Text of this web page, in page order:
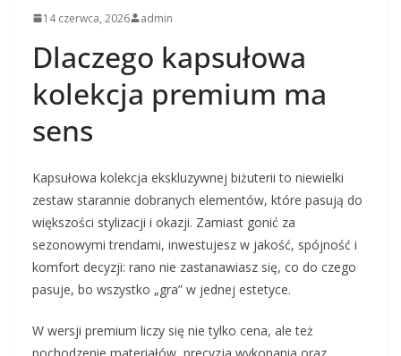
14 czerwca, 2026 admin
Dlaczego kapsułowa
kolekcja premium ma
sens
Kapsułowa kolekcja ekskluzywnej biżuterii to niewielki
zestaw starannie dobranych elementów, które pasują do
większości stylizacji i okazji. Zamiast gonić za
sezonowymi trendami, inwestujesz w jakość, spójność i
komfort decyzji: rano nie zastanawiasz się, co do czego
pasuje, bo wszystko „gra” w jednej estetyce.
W wersji premium liczy się nie tylko cena, ale też